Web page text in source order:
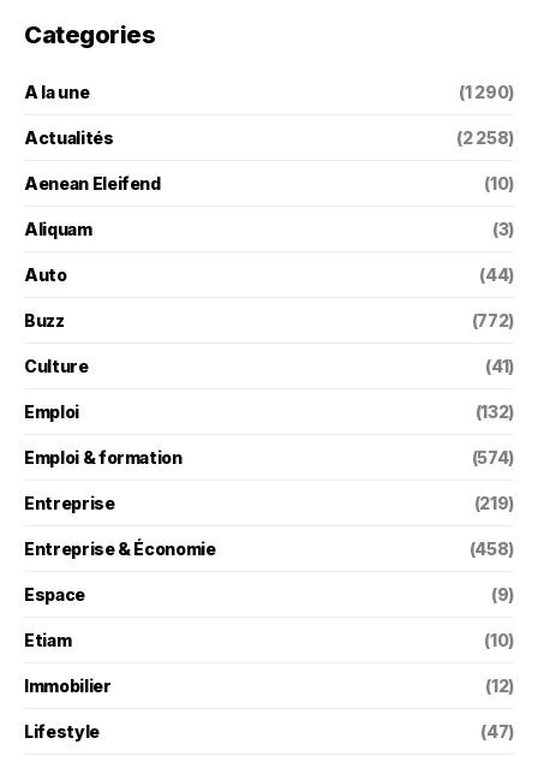
Categories
A la une (1 290)
Actualités (2 258)
Aenean Eleifend (10)
Aliquam (3)
Auto (44)
Buzz (772)
Culture (41)
Emploi (132)
Emploi & formation (574)
Entreprise (219)
Entreprise & Économie (458)
Espace (9)
Etiam (10)
Immobilier (12)
Lifestyle (47)